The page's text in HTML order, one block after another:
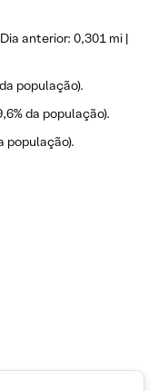
anterior: 0,301 mi |
população).
da população).
população).